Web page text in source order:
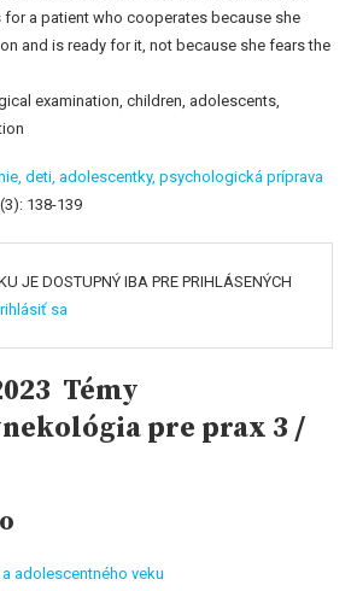
for a patient who cooperates because she
and is ready for it, not because she fears the
examination, children, adolescents,
deti, adolescentky, psychologická príprava
138-139
JE DOSTUPNÝ IBA PRE PRIHLÁSENÝCH
sa
Témy
pre prax 3 /
adolescentného veku